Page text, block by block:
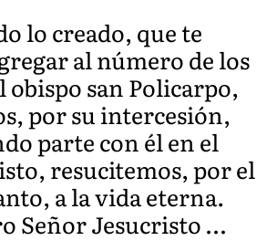
lo creado, que te
al número de los
san Policarpo,
por su intercesión,
parte con él en el
resucitemos, por el
a la vida eterna.
Señor Jesucristo …